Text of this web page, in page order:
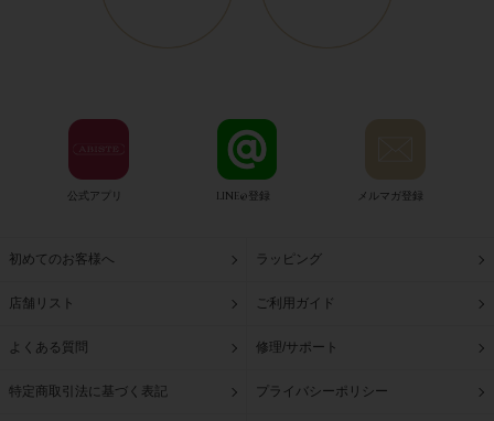
公式アプリ LINE@登録 メルマガ登録
初めてのお客様へ ラッピング
店舗リスト ご利用ガイド
よくある質問 修理/サポート
特定商取引法に基づく表記 プライバシーポリシー